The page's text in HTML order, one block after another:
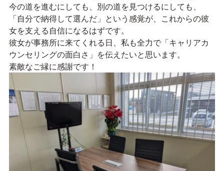
今の道を進むにしても、別の道を見つけるにしても、
「自分で納得して選んだ」という感覚が、これからの彼
女を支える自信になるはずです。
彼女が事務所に来てくれる日、私も全力で「キャリアカ
ウンセリングの面白さ」を伝えたいと思います。
素敵なご縁に感謝です！